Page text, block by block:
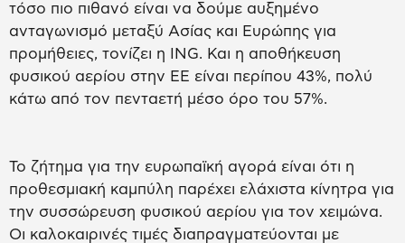
τόσο πιο πιθανό είναι να δούμε αυξημένο
ανταγωνισμό μεταξύ Ασίας και Ευρώπης για
προμήθειες, τονίζει η ING. Και η αποθήκευση
φυσικού αερίου στην ΕΕ είναι περίπου 43%, πολύ
κάτω από τον πενταετή μέσο όρο του 57%.
Το ζήτημα για την ευρωπαϊκή αγορά είναι ότι η
προθεσμιακή καμπύλη παρέχει ελάχιστα κίνητρα για
την συσσώρευση φυσικού αερίου για τον χειμώνα.
Οι καλοκαιρινές τιμές διαπραγματεύονται με